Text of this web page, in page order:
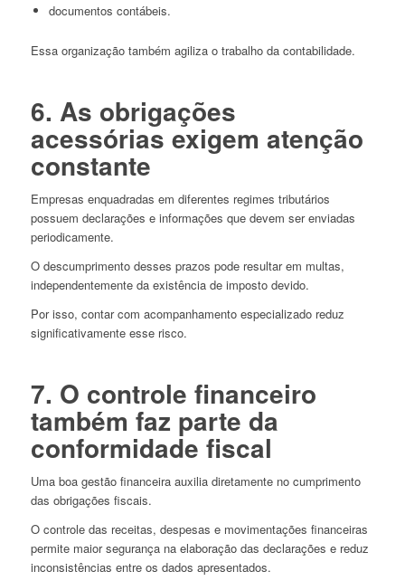
documentos contábeis.
Essa organização também agiliza o trabalho da contabilidade.
6. As obrigações
acessórias exigem atenção
constante
Empresas enquadradas em diferentes regimes tributários
possuem declarações e informações que devem ser enviadas
periodicamente.
O descumprimento desses prazos pode resultar em multas,
independentemente da existência de imposto devido.
Por isso, contar com acompanhamento especializado reduz
significativamente esse risco.
7. O controle financeiro
também faz parte da
conformidade fiscal
Uma boa gestão financeira auxilia diretamente no cumprimento
das obrigações fiscais.
O controle das receitas, despesas e movimentações financeiras
permite maior segurança na elaboração das declarações e reduz
inconsistências entre os dados apresentados.